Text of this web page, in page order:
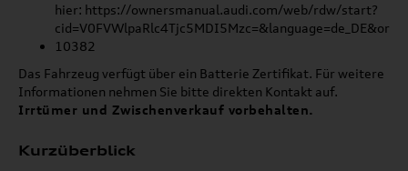
hier: https://ownersmanual.audi.com/web/rdw/start?
10382
Das Fahrzeug verfügt über ein Batterie Zertifikat. Für weitere
Informationen nehmen Sie bitte direkten Kontakt auf.
Irrtümer und Zwischenverkauf vorbehalten.
Kurzüberblick